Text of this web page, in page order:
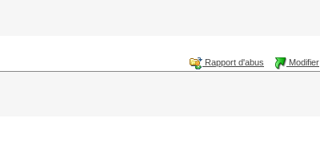
Rapport d'abus Modifier